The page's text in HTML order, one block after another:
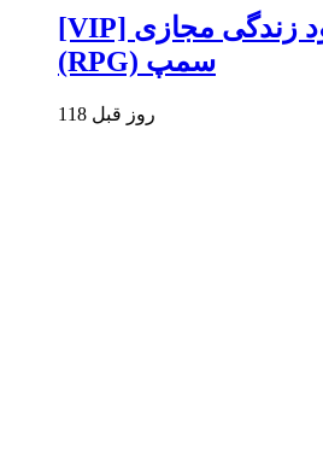
[VIP] دانلود گیم مود زندگی مجازی
(RPG) سمپ
118 روز قبل